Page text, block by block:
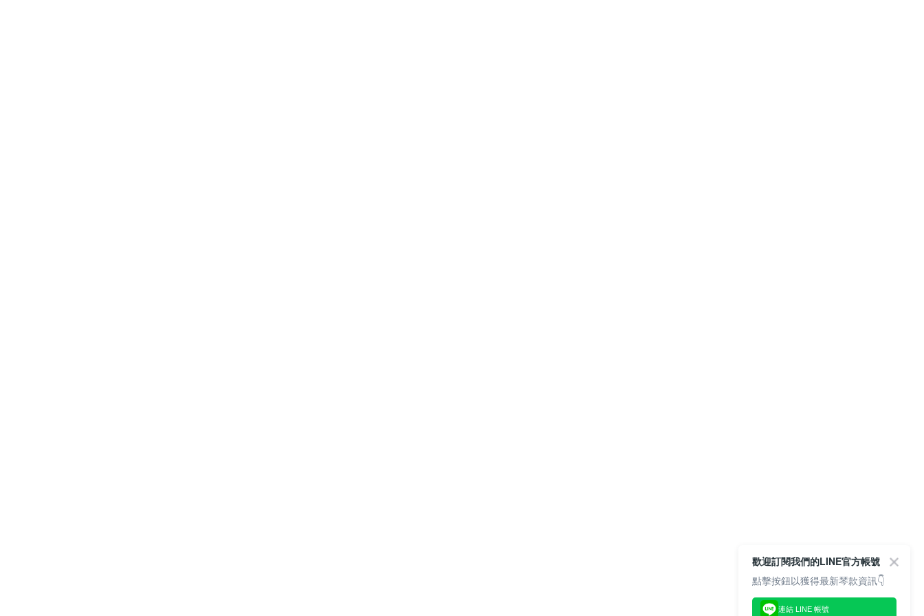
歡迎訂閱我們的LINE官方帳號
點擊按鈕以獲得最新琴款資訊👇
連結 LINE 帳號